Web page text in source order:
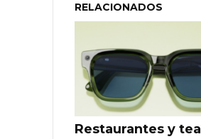
RELACIONADOS
Restaurantes y